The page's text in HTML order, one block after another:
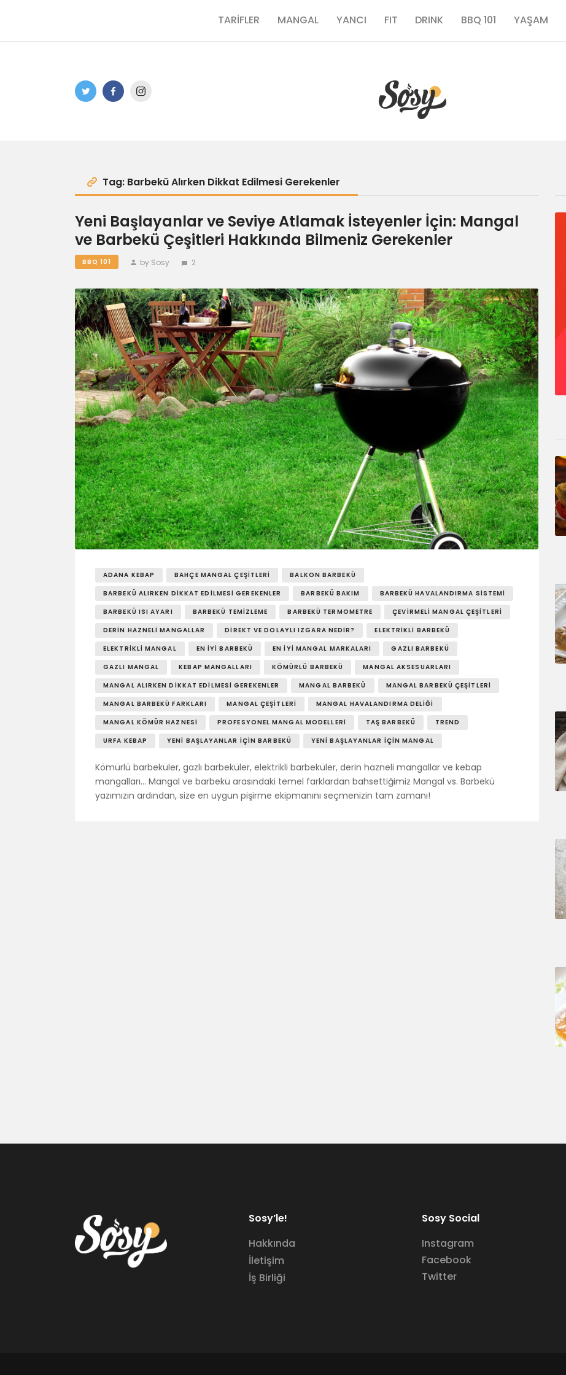
TARİFLER MANGAL YANCI FIT DRINK BBQ 101 YAŞAM
TARİFLER
YANCI
YAŞAM
Tag: Barbekü Alırken Dikkat Edilmesi Gerekenler
Yeni Başlayanlar ve Seviye Atlamak İsteyenler İçin: Mangal
ve Barbekü Çeşitleri Hakkında Bilmeniz Gerekenler
BBQ 101 by Sosy 2
ADANA KEBAP BAHÇE MANGAL ÇEŞITLERI
BALKON BARBEKÜ
BARBEKÜ ALIRKEN DIKKAT EDILMESI GEREKENLER
BARBEKÜ BAKIM
BARBEKÜ HAVALANDIRMA SISTEMI
BARBEKÜ ISI AYARI
BARBEKÜ TEMIZLEME BARBEKÜ TERMOMETRE
ÇEVIRMELI MANGAL ÇEŞITLERI
DERIN HAZNELI MANGALLAR
DIREKT VE DOLAYLI IZGARA NEDIR?
ELEKTRIKLI BARBEKÜ
ELEKTRIKLI MANGAL
EN İYI BARBEKÜ EN İYI MANGAL MARKALARI
GAZLI BARBEKÜ
GAZLI MANGAL
KEBAP MANGALLARI KÖMÜRLÜ BARBEKÜ
MANGAL AKSESUARLARI
MANGAL ALIRKEN DIKKAT EDILMESI GEREKENLER
MANGAL BARBEKÜ
MANGAL BARBEKÜ ÇEŞITLERI
MANGAL BARBEKÜ FARKLARI
MANGAL ÇEŞITLERI
MANGAL HAVALANDIRMA DELIĞI
MANGAL KÖMÜR HAZNESI
PROFESYONEL MANGAL MODELLERI TAŞ BARBEKÜ
TREND
URFA KEBAP
YENI BAŞLAYANLAR İÇIN BARBEKÜ YENI BAŞLAYANLAR İÇIN MANGAL
Kömürlü barbeküler, gazlı barbeküler, elektrikli barbeküler, derin hazneli mangallar ve kebap
mangalları… Mangal ve barbekü arasındaki temel farklardan bahsettiğimiz Mangal vs. Barbekü
yazımızın ardından, size en uygun pişirme ekipmanını seçmenizin tam zamanı!
Sosy’le!
Hakkında
İletişim
İş Birliği
Sosy Social
Instagram
Facebook
Twitter